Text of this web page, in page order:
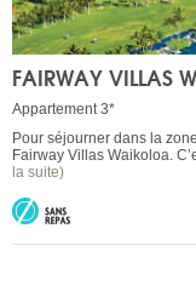
FAIRWAY VILLAS
Appartement 3*
Pour séjourner dans la
Fairway Villas Waikoloa.
la suite)